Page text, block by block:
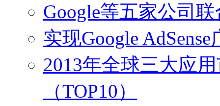
Google等五家公司
实现Google
2013年全球三大应
（TOP10）